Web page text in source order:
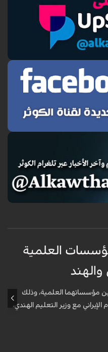
العلمية
مؤسساتهما العلمية، وذلك
مع وزير التعليم الهندي،